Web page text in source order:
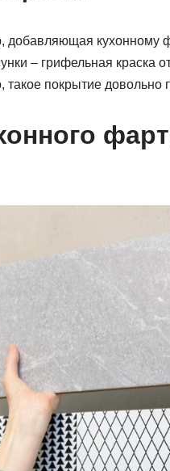
добавляющая
– грифельная краска
такое покрытие довольно